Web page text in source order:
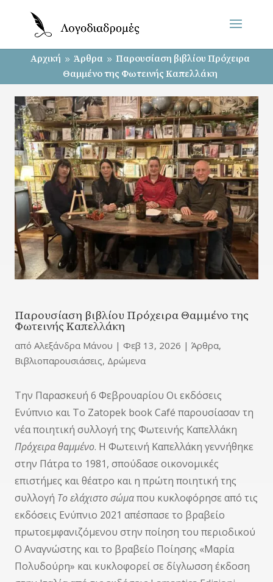
Αρχική 9 Άρθρα 9 Παρουσίαση βιβλίου Πρόχειρα
Θαμμένο της Φωτεινής Καπελλάκη
Παρουσίαση βιβλίου Πρόχειρα Θαμμένο της
Φωτεινής Καπελλάκη
από Αλεξάνδρα Μάνου | Φεβ 13, 2026 | Άρθρα,
Βιβλιοπαρουσιάσεις, Δρώμενα
Την Παρασκευή 6 Φεβρουαρίου Οι εκδόσεις
Ενύπνιο και Το Zatopek book Café παρουσίασαν τη
νέα ποιητική συλλογή της Φωτεινής Καπελλάκη
Πρόχειρα θαμμένο. Η Φωτεινή Καπελλάκη γεννήθηκε
στην Πάτρα το 1981, σπούδασε οικονομικές
επιστήμες και θέατρο και η πρώτη ποιητική της
συλλογή Το ελάχιστο σώμαπου κυκλοφόρησε από τις
εκδόσεις Ενύπνιο 2021 απέσπασε το βραβείο
πρωτοεμφανιζόμενου στην ποίηση του περιοδικού
Ο Αναγνώστης και το βραβείο Ποίησης «Μαρία
Πολυδούρη» και κυκλοφορεί σε δίγλωσση έκδοση